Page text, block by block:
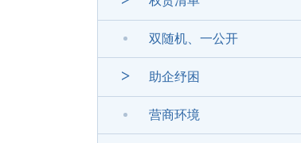
双随机、一公开
> 助企纾困
营商环境